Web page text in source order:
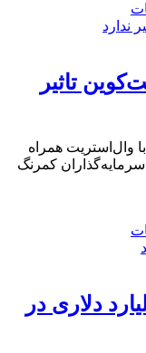
تاثیر
وال‌استریت همراه
کمرنگ
۲ میلیارد دلاری در